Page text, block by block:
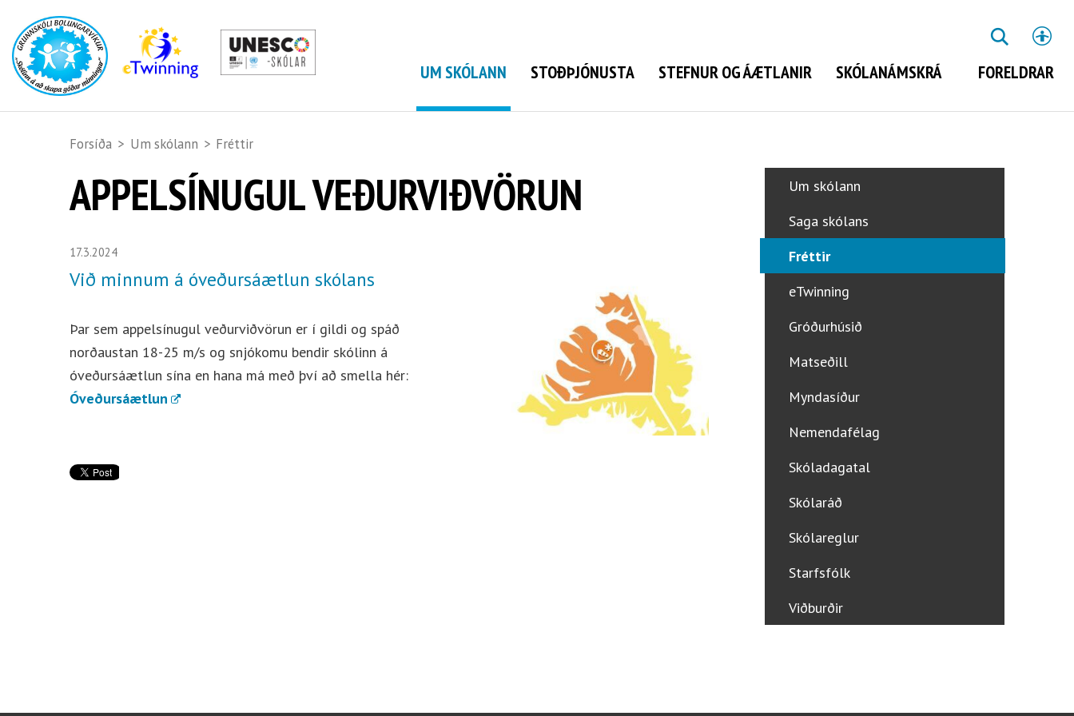
APPELSÍNUGUL VEÐURVIÐVÖRUN
17.3.2024
Við minnum á óveðursáætlun skólans
Þar sem appelsínugul veðurviðvörun er í gildi og spáð
norðaustan 18-25 m/s og snjókomu bendir skólinn á
óveðursáætlun sína en hana má með því að smella hér:
Óveðursáætlun
Forsíða > Um skólann > Fréttir
UM SKÓLANN STOÐÞJÓNUSTA STEFNUR OG ÁÆTLANIR SKÓLANÁMSKRÁ FORELDRAR
LEITA
Um skólann
Saga skólans
Fréttir
eTwinning
Gróðurhúsið
Matseðill
Myndasíður
Nemendafélag
Skóladagatal
Skólaráð
Skólareglur
Starfsfólk
Viðburðir